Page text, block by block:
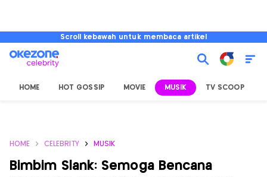
Scroll kebawah untuk membaca artikel
HOME HOT GOSSIP MOVIE MUSIK TV SCOOP
HOME CELEBRITY MUSIK
Bimbim Slank: Semoga Bencana